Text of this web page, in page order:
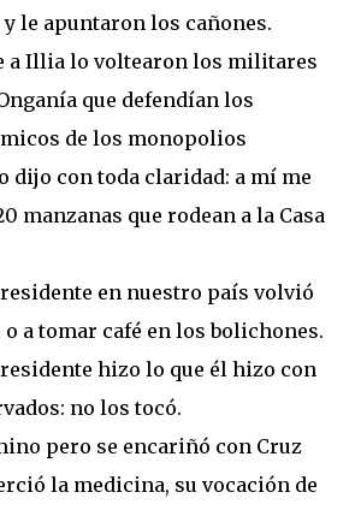
le apuntaron los cañones.
a Illia lo voltearon los militares
que defendían los
de los monopolios
dijo con toda claridad: a mí me
manzanas que rodean a la Casa
en nuestro país volvió
o a tomar café en los bolichones.
hizo lo que él hizo con
no los tocó.
pero se encariñó con Cruz
la medicina, su vocación de